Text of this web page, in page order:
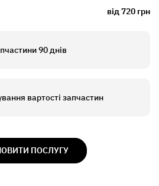
від 720 грн
90 днів
вартості запчастин
ПОСЛУГУ